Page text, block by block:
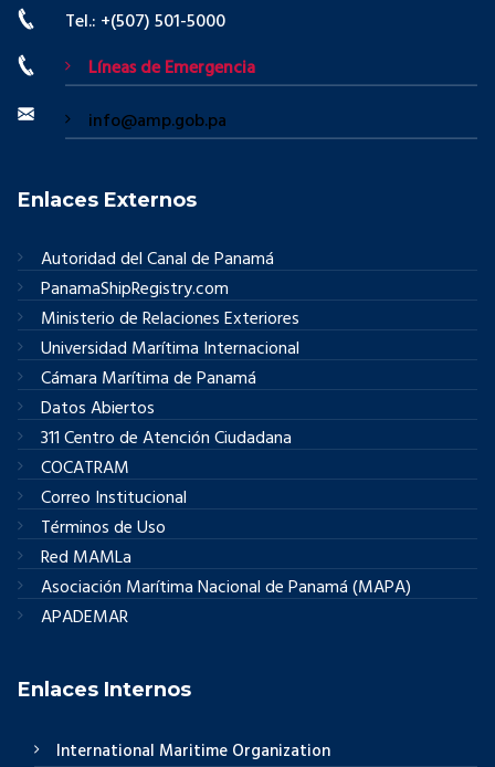
Tel.: +(507) 501-5000
Líneas de Emergencia
info@amp.gob.pa
Enlaces Externos
Autoridad del Canal de Panamá
PanamaShipRegistry.com
Ministerio de Relaciones Exteriores
Universidad Marítima Internacional
Cámara Marítima de Panamá
Datos Abiertos
311 Centro de Atención Ciudadana
COCATRAM
Correo Institucional
Términos de Uso
Red MAMLa
Asociación Marítima Nacional de Panamá (MAPA)
APADEMAR
Enlaces Internos
International Maritime Organization